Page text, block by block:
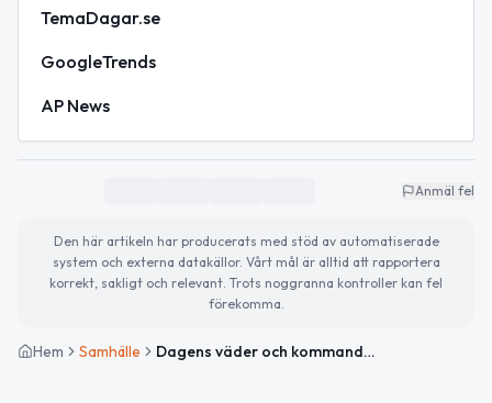
TemaDagar.se
GoogleTrends
AP News
Anmäl fel
Den här artikeln har producerats med stöd av automatiserade
system och externa datakällor. Vårt mål är alltid att rapportera
korrekt, sakligt och relevant. Trots noggranna kontroller kan fel
förekomma.
Hem Samhälle Dagens väder och kommande evenemang i Tierp